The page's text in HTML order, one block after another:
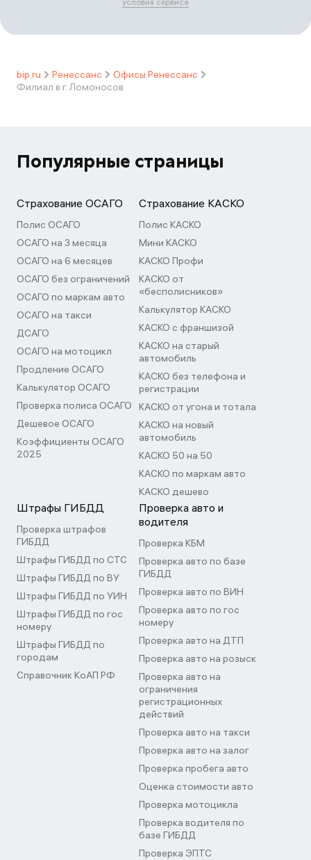
bip.ru Ренессанс
Офисы Ренессанс
Филиал в г. Ломоносов
Популярные страницы
Страхование ОСАГО
Полис ОСАГО
ОСАГО на 3 месяца
ОСАГО на 6 месяцев
ОСАГО без ограничений
ОСАГО по маркам авто
ОСАГО на такси
ДСАГО
ОСАГО на мотоцикл
Продление ОСАГО
Калькулятор ОСАГО
Проверка полиса ОСАГО
Дешевое ОСАГО
Коэффициенты ОСАГО
2025
Страхование КАСКО
Полис КАСКО
Мини КАСКО
КАСКО Профи
КАСКО от
«бесполисников»
Калькулятор КАСКО
КАСКО с франшизой
КАСКО на старый
автомобиль
КАСКО без телефона и
регистрации
КАСКО от угона и тотала
КАСКО на новый
автомобиль
КАСКО 50 на 50
КАСКО по маркам авто
КАСКО дешево
Штрафы ГИБДД
Проверка штрафов
ГИБДД
Штрафы ГИБДД по СТС
Штрафы ГИБДД по ВУ
Штрафы ГИБДД по УИН
Штрафы ГИБДД по гос
номеру
Штрафы ГИБДД по
городам
Справочник КоАП РФ
Проверка авто и
водителя
Проверка КБМ
Проверка авто по базе
ГИБДД
Проверка авто по ВИН
Проверка авто по гос
номеру
Проверка авто на ДТП
Проверка авто на розыск
Проверка авто на
ограничения
регистрационных
действий
Проверка авто на такси
Проверка авто на залог
Проверка пробега авто
Оценка стоимости авто
Проверка мотоцикла
Проверка водителя по
базе ГИБДД
Проверка ЭПТС